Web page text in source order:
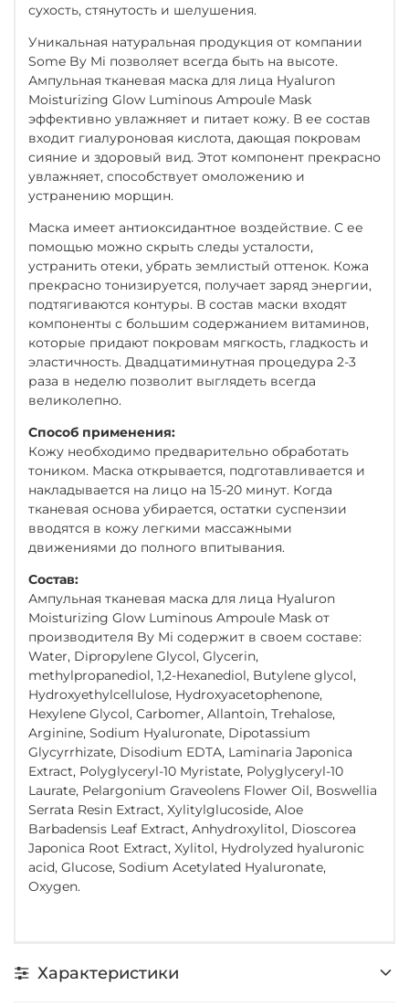
сухость, стянутость и шелушения.
Уникальная натуральная продукция от компании
Some By Mi позволяет всегда быть на высоте.
Ампульная тканевая маска для лица Hyaluron
Moisturizing Glow Luminous Ampoule Mask
эффективно увлажняет и питает кожу. В ее состав
входит гиалуроновая кислота, дающая покровам
сияние и здоровый вид. Этот компонент прекрасно
увлажняет, способствует омоложению и
устранению морщин.
Маска имеет антиоксидантное воздействие. С ее
помощью можно скрыть следы усталости,
устранить отеки, убрать землистый оттенок. Кожа
прекрасно тонизируется, получает заряд энергии,
подтягиваются контуры. В состав маски входят
компоненты с большим содержанием витаминов,
которые придают покровам мягкость, гладкость и
эластичность. Двадцатиминутная процедура 2-3
раза в неделю позволит выглядеть всегда
великолепно.
Способ применения:
Кожу необходимо предварительно обработать
тоником. Маска открывается, подготавливается и
накладывается на лицо на 15-20 минут. Когда
тканевая основа убирается, остатки суспензии
вводятся в кожу легкими массажными
движениями до полного впитывания.
Состав:
Ампульная тканевая маска для лица Hyaluron
Moisturizing Glow Luminous Ampoule Mask от
производителя By Mi содержит в своем составе:
Water, Dipropylene Glycol, Glycerin,
methylpropanediol, 1,2-Hexanediol, Butylene glycol,
Hydroxyethylcellulose, Hydroxyacetophenone,
Hexylene Glycol, Carbomer, Allantoin, Trehalose,
Arginine, Sodium Hyaluronate, Dipotassium
Glycyrrhizate, Disodium EDTA, Laminaria Japonica
Extract, Polyglyceryl-10 Myristate, Polyglyceryl-10
Laurate, Pelargonium Graveolens Flower Oil, Boswellia
Serrata Resin Extract, Xylitylglucoside, Aloe
Barbadensis Leaf Extract, Anhydroxylitol, Dioscorea
Japonica Root Extract, Xylitol, Hydrolyzed hyaluronic
acid, Glucose, Sodium Acetylated Hyaluronate,
Oxygen.
Характеристики